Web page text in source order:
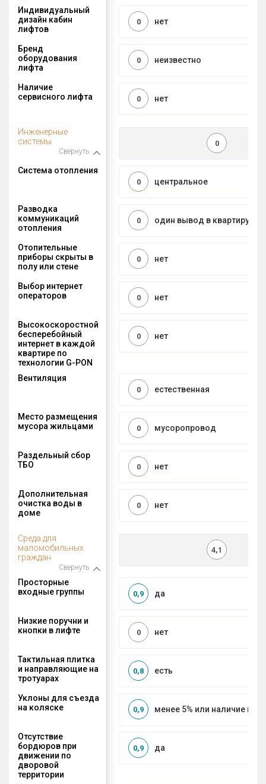
Индивидуальный
дизайн кабин
лифтов
нет
0
Бренд
оборудования
лифта
неизвестно
0
Наличие
сервисного лифта
нет
0
Инженерные
системы
Свернуть
0
Система отопления
центральное
0
Разводка
коммуникаций
отопления
один вывод в квартиру
0
Отопительные
приборы скрыты в
полу или стене
нет
0
Выбор интернет
операторов
нет
0
Высокоскоростной
бесперебойный
интернет в каждой
квартире по
технологии G-PON
нет
0
Вентиляция
естественная
0
Место размещения
мусора жильцами
мусоропровод
0
Раздельный сбор
ТБО
нет
0
Дополнительная
очистка воды в
доме
нет
0
Среда для
маломобильных
граждан
Свернуть
4,1
Просторные
входные группы
да
0,9
Низкие поручни и
кнопки в лифте
нет
0
Тактильная плитка
и направляющие на
тротуарах
есть
0,8
Уклоны для съезда
на коляске
менее 5% или наличие
0,9
Отсутствие
бордюров при
движении по
дворовой
территории
да
0,9